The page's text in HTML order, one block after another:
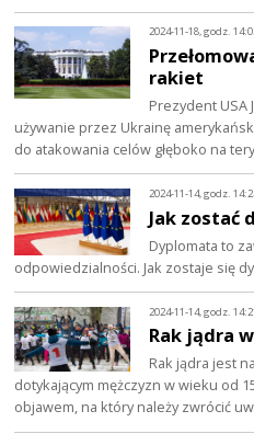
2024-11-18, godz.
rakiet
Prezydent USA
używanie przez Ukrainę
do atakowania celów głęboko na
2024-11-14, godz.
Jak zostać
Dyplomata to
odpowiedzialności. Jak zostaje się
2024-11-14, godz.
Rak jądra
Rak jądra jest
dotykającym mężczyzn w wieku od
objawem, na który należy zwrócić